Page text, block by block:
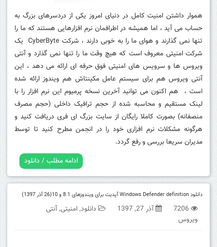
هموار داشتن امنیت کامل در دنیای امروز یکی از دردسرهای بزرگ به
حساب می آید ، اما همیشه در اطرافمان نرم افزارهایی هستند که ما را
تنها نمی گذارند و هوای ما را به خوبی دارند ، شرکت CyberByte یک
شرکت امنیتی معروف است که هیچ وقت ما را تنها نمی گذارد و آنتی
ویروس ها و سرویس های امنیتی فوق حرفه ای ارائه می دهد ، این
آنتی ویروس هم برای سیستم عامل مکینتاش هم ویندوز ارائه شده
است ، هم اکنون می توانید آخرین نسخه پرمیوم این نرم افزار را با
لینک مستقیم و محاسبه شده از حجم ترافیک داخلی (حجم مصرف
منصفانه) بصورت کاملا رایگان از سایت بزرگ ای فری دریافت کنید و
هرگونه مشکلات نرم افزاری خود را در انجمن مطرح کنید تا توسط
مدیران سریعا بررسی و رفع گردد.
ادامه مطلب / دانلود
دانلود Windows Defender definition آپدیت برای ویندوزهای 8.1 و 10(26 آذر 1397)
7206 آذر 27, 1397 دانلود,امنیتی,آنتی
ویروس